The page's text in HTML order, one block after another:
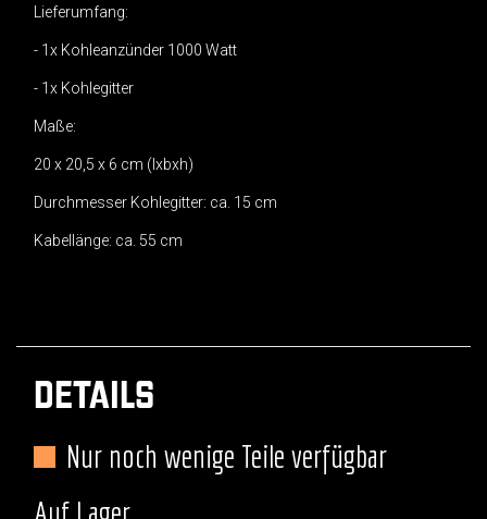
Lieferumfang:
- 1x Kohleanzünder 1000 Watt
- 1x Kohlegitter
Maße:
20 x 20,5 x 6 cm (lxbxh)
Durchmesser Kohlegitter: ca. 15 cm
Kabellänge: ca. 55 cm
DETAILS
Nur noch wenige Teile verfügbar